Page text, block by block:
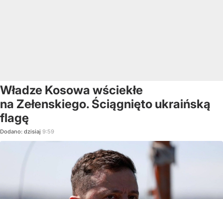
Władze Kosowa wściekłe
na Zełenskiego. Ściągnięto ukraińską
flagę
Dodano: dzisiaj 9:59